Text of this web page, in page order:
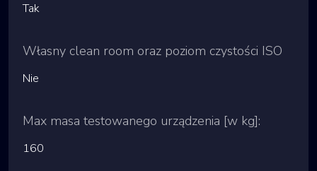
Tak
Własny clean room oraz poziom czystości ISO
Nie
Max masa testowanego urządzenia [w kg]:
160